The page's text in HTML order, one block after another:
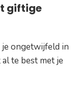
giftige
ongetwijfeld in
te best met je